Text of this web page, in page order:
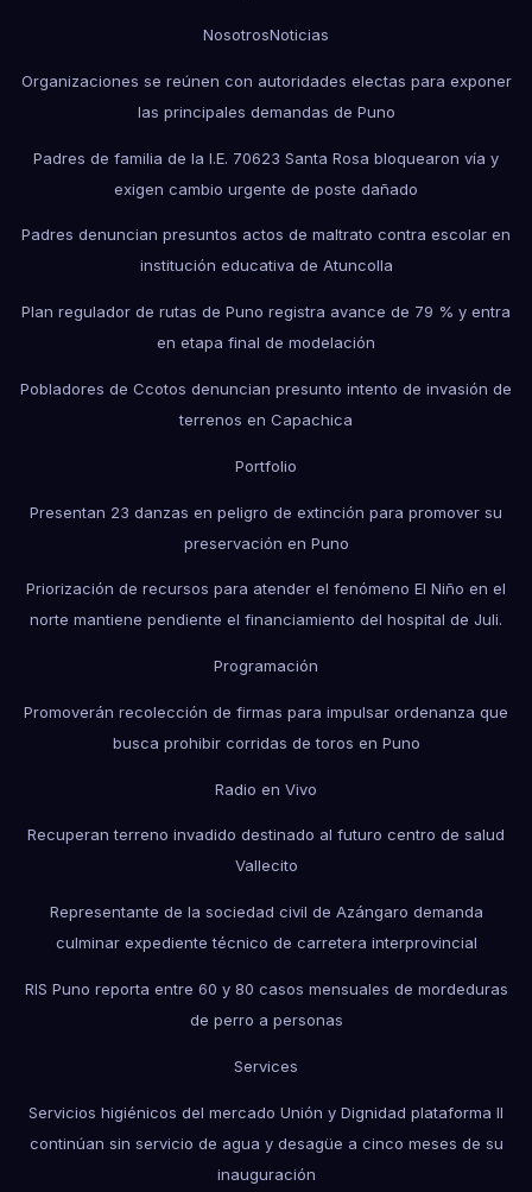
NosotrosNoticias
Organizaciones se reúnen con autoridades electas para exponer
las principales demandas de Puno
Padres de familia de la I.E. 70623 Santa Rosa bloquearon vía y
exigen cambio urgente de poste dañado
Padres denuncian presuntos actos de maltrato contra escolar en
institución educativa de Atuncolla
Plan regulador de rutas de Puno registra avance de 79 % y entra
en etapa final de modelación
Pobladores de Ccotos denuncian presunto intento de invasión de
terrenos en Capachica
Portfolio
Presentan 23 danzas en peligro de extinción para promover su
preservación en Puno
Priorización de recursos para atender el fenómeno El Niño en el
norte mantiene pendiente el financiamiento del hospital de Juli.
Programación
Promoverán recolección de firmas para impulsar ordenanza que
busca prohibir corridas de toros en Puno
Radio en Vivo
Recuperan terreno invadido destinado al futuro centro de salud
Vallecito
Representante de la sociedad civil de Azángaro demanda
culminar expediente técnico de carretera interprovincial
RIS Puno reporta entre 60 y 80 casos mensuales de mordeduras
de perro a personas
Services
Servicios higiénicos del mercado Unión y Dignidad plataforma II
continúan sin servicio de agua y desagüe a cinco meses de su
inauguración